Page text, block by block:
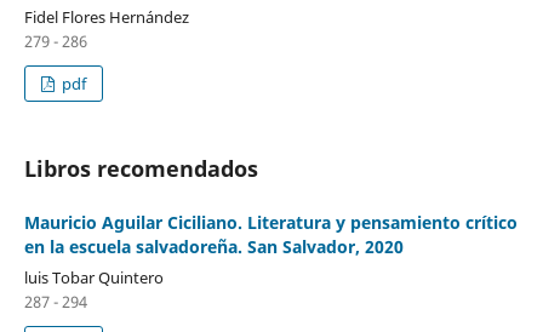
Fidel Flores Hernández
279 - 286
pdf
Libros recomendados
Mauricio Aguilar Ciciliano. Literatura y pensamiento crítico
en la escuela salvadoreña. San Salvador, 2020
luis Tobar Quintero
287 - 294